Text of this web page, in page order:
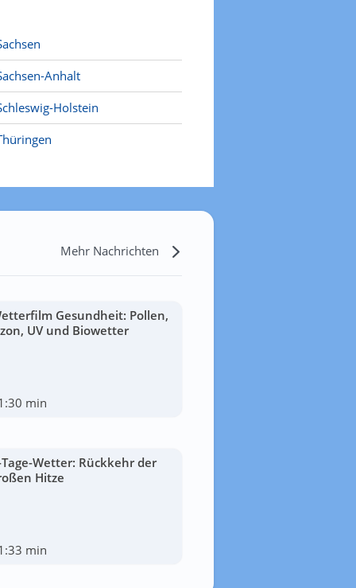
Anhalt
Holstein
Mehr Nachrichten
Gesundheit: Pollen,
UV und Biowetter
min
Wetter: Rückkehr der
Hitze
min